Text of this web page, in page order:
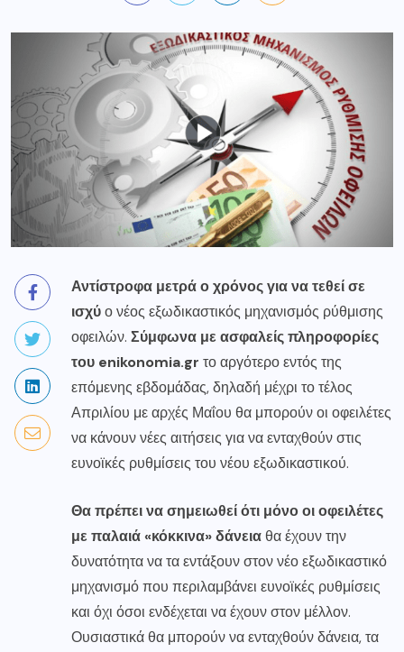
Αντίστροφα μετρά ο χρόνος για να τεθεί σε
ισχύο νέος εξωδικαστικός μηχανισμός ρύθμισης
οφειλών. Σύμφωνα με ασφαλείς πληροφορίες
του enikonomia.gr το αργότερο εντός της
επόμενης εβδομάδας, δηλαδή μέχρι το τέλος
Απριλίου με αρχές Μαΐου θα μπορούν οι οφειλέτες
να κάνουν νέες αιτήσεις για να ενταχθούν στις
ευνοϊκές ρυθμίσεις του νέου εξωδικαστικού.
Θα πρέπει να σημειωθεί ότι μόνο οι οφειλέτες
με παλαιά «κόκκινα» δάνειαθα έχουν την
δυνατότητα να τα εντάξουν στον νέο εξωδικαστικό
μηχανισμό που περιλαμβάνει ευνοϊκές ρυθμίσεις
και όχι όσοι ενδέχεται να έχουν στον μέλλον.
Ουσιαστικά θα μπορούν να ενταχθούν δάνεια, τα